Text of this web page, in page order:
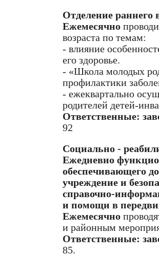
Отделение раннего
Ежемесячно
возраста по темам:
- влияние
его здоровье.
- «Школа молодых
профилактики
- ежеквартально
родителей детей-
Ответственные:
92
Социально -
Ежедневно
обеспечивающего
учреждение и
справочно-
и помощи в
Ежемесячно
и районным
Ответственные:
85.